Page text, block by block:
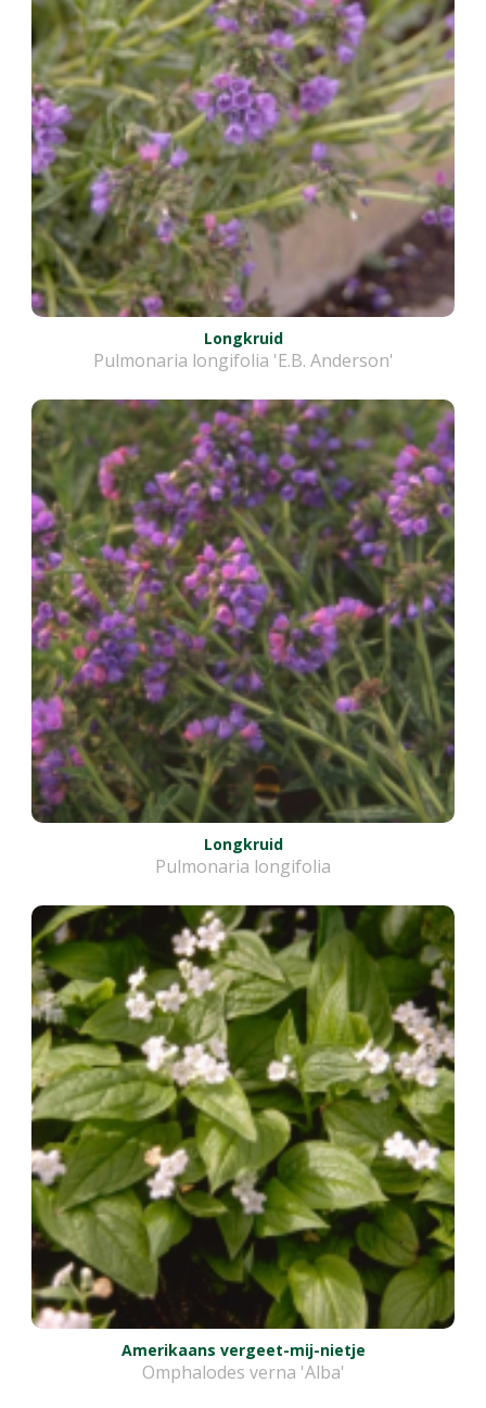
Longkruid
Pulmonaria longifolia 'E.B. Anderson'
Longkruid
Pulmonaria longifolia
Amerikaans vergeet-mij-nietje
Omphalodes verna 'Alba'